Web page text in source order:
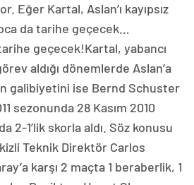
Eğer Kartal, Aslan’ı kayıpsız
da tarihe geçecek…
geçecek!Kartal, yabancı
aldığı dönemlerde Aslan’a
galibiyetini ise Bernd Schuster
sezonunda 28 Kasım 2010
2-1’lik skorla aldı. Söz konusu
Teknik Direktör Carlos
karşı 2 maçta 1 beraberlik, 1